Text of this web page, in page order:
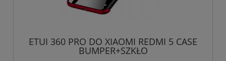
ETUI 360 PRO DO XIAOMI REDMI 5 CASE
BUMPER+SZKŁO